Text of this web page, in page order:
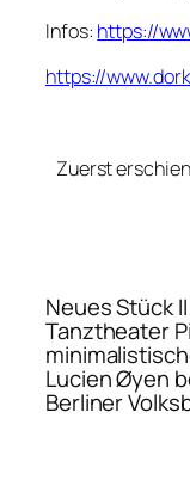
Infos: https://
https://
Zuerst
Neues Stück
Tanztheater
Lucien Øyen
Berliner